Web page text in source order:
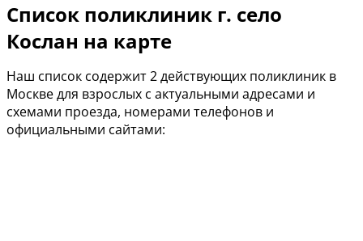
Список поликлиник г. село
Кослан на карте
Наш список содержит 2 действующих поликлиник в
Москве для взрослых с актуальными адресами и
схемами проезда, номерами телефонов и
официальными сайтами: